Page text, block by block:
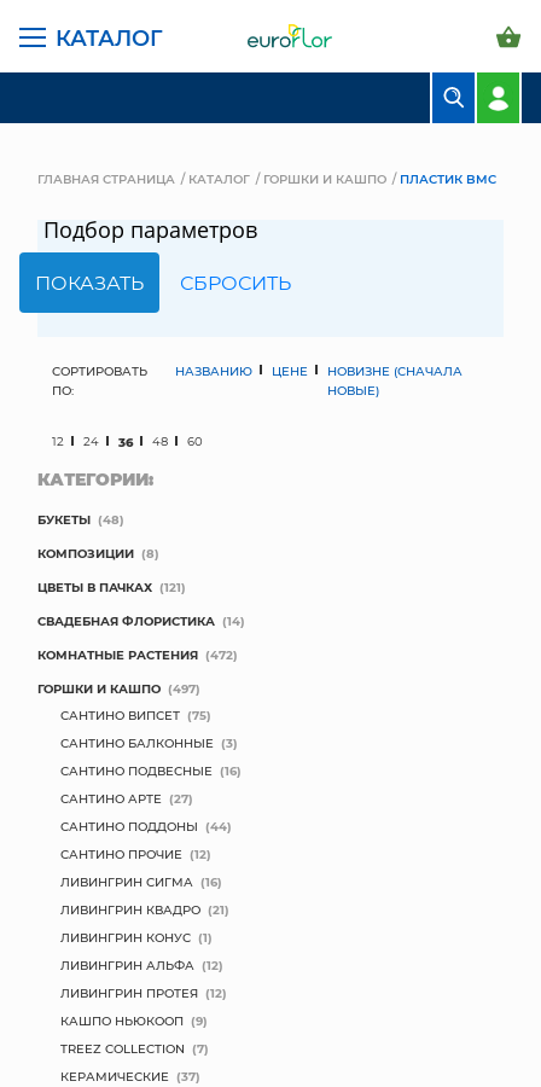
КАТАЛОГ
ГОРШКИ И КАШПО
СУНДУКИ
ИСКУССТВЕННЫЕ ЦВЕТЫ
ПАКЕТЫ И СУМКИ
ПОДАРОЧНЫЕ КАРТЫ
ТОРГОВЫЙ ЦЕНТР
ГЛАВНАЯ СТРАНИЦА КАТАЛОГ ГОРШКИ И КАШПО ПЛАСТИК BMC
Подбор параметров
СОРТИРОВАТЬ
ПО:
НАЗВАНИЮ ЦЕНЕ
НОВИЗНЕ (СНАЧАЛА
НОВЫЕ)
12 24 36 48 60
КАТЕГОРИИ:
БУКЕТЫ (48)
КОМПОЗИЦИИ (8)
ЦВЕТЫ В ПАЧКАХ (121)
СВАДЕБНАЯ ФЛОРИСТИКА (14)
КОМНАТНЫЕ РАСТЕНИЯ (472)
ГОРШКИ И КАШПО (497)
САНТИНО ВИПСЕТ (75)
САНТИНО БАЛКОННЫЕ (3)
САНТИНО ПОДВЕСНЫЕ (16)
САНТИНО АРТЕ (27)
САНТИНО ПОДДОНЫ (44)
САНТИНО ПРОЧИЕ (12)
ЛИВИНГРИН СИГМА (16)
ЛИВИНГРИН КВАДРО (21)
ЛИВИНГРИН КОНУС (1)
ЛИВИНГРИН АЛЬФА (12)
ЛИВИНГРИН ПРОТЕЯ (12)
КАШПО НЬЮКООП (9)
TREEZ COLLECTION (7)
КЕРАМИЧЕСКИЕ (37)